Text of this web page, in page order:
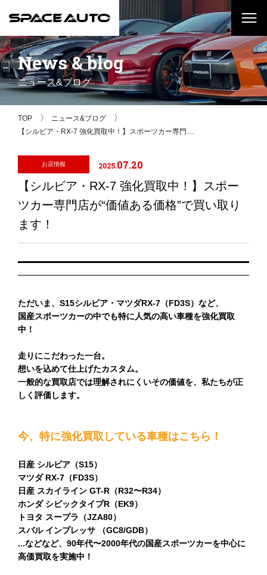
News&blog
ニュース&ブログ
TOP ニュース&ブログ
お店情報 2025.07.20
【シルビア・RX-7 強化買取中！】スポー
ツカー専門店が“価値ある価格”で買い取り
ます！
ただいま、S15シルビア・マツダRX-7（FD3S）など、
国産スポーツカーの中でも特に人気の高い車種を強化買取
中！
走りにこだわった一台。
想いを込めて仕上げたカスタム。
一般的な買取店では理解されにくいその価値を、 私たちが正
しく評価します。
今、特に強化買取している車種はこちら！
日産 シルビア（S15）
マツダ RX-7（FD3S）
日産 スカイライン GT-R（R32〜R34）
ホンダ シビックタイプR（EK9）
トヨタ スープラ（JZA80）
スバル インプレッサ （GC8/GDB）
...などなど、90年代〜2000年代の国産スポーツカーを中心に
高価買取を実施中！